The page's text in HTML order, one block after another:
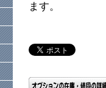
ます。